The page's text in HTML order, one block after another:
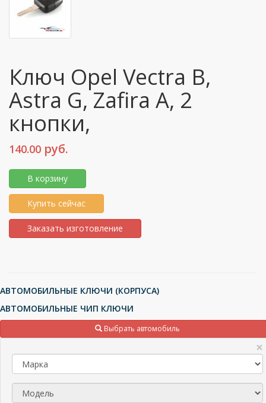
Ключ Opel Vectra B,
Astra G, Zafira A, 2
кнопки,
140.00 руб.
В корзину
Купить сейчас
Заказать изготовление
АВТОМОБИЛЬНЫЕ КЛЮЧИ (КОРПУСА)
АВТОМОБИЛЬНЫЕ ЧИП КЛЮЧИ
ТРАНСПОНДЕРЫ (ЧИПЫ), МИКРОСХЕМЫ
Выбрать автомобиль
×